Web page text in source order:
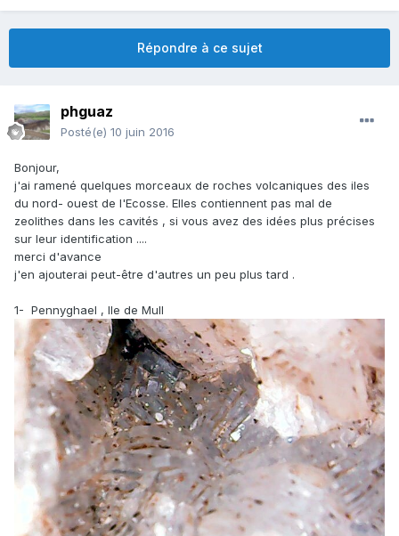
Répondre à ce sujet
phguaz
Posté(e) 10 juin 2016
Bonjour,
j'ai ramené quelques morceaux de roches volcaniques des iles
du nord- ouest de l'Ecosse. Elles contiennent pas mal de
zeolithes dans les cavités , si vous avez des idées plus précises
sur leur identification ....
merci d'avance
j'en ajouterai peut-être d'autres un peu plus tard .
1- Pennyghael , Ile de Mull